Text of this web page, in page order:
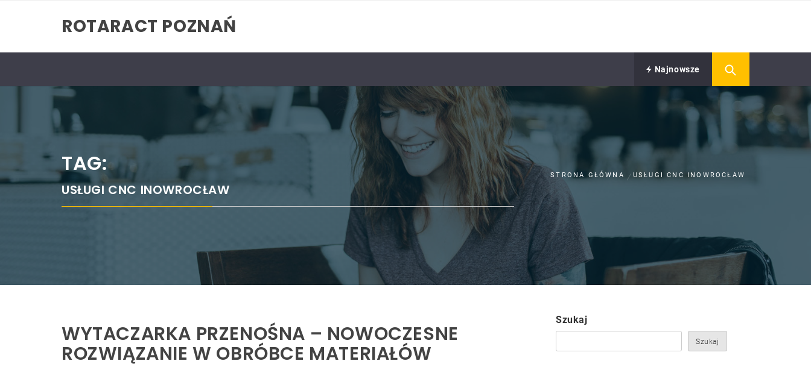
ROTARACT POZNAŃ
Najnowsze
TAG:
USŁUGI CNC INOWROCŁAW
STRONA GŁÓWNA USŁUGI CNC INOWROCŁAW
WYTACZARKA PRZENOŚNA – NOWOCZESNE
ROZWIĄZANIE W OBRÓBCE MATERIAŁÓW
Szukaj
Szukaj